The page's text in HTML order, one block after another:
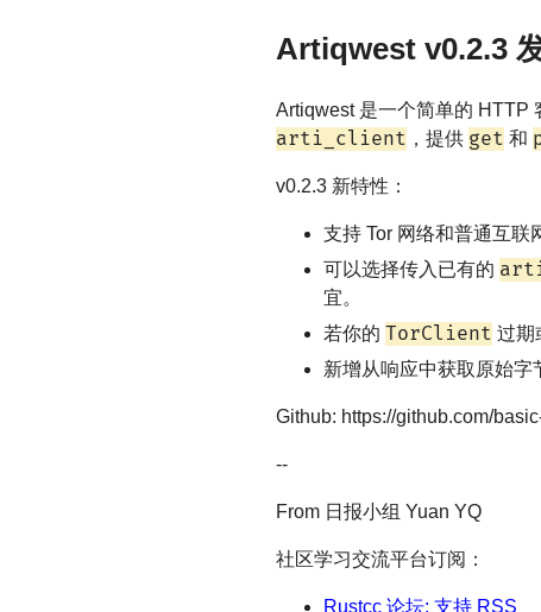
Artiqwest v0.2.3
Artiqwest 是一个简单的 HTTP
arti_client ，提供 get 和
v0.2.3 新特性：
支持 Tor 网络和普通互联
可以选择传入已有的
宜。
若你的 TorClient 过期
新增从响应中获取原始字
Github: https://github.com/
--
From 日报小组 Yuan YQ
社区学习交流平台订阅：
Rustcc 论坛: 支持 RSS